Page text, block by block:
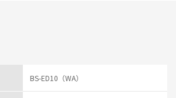
。
レビュー一覧
BS-ED10（WA）